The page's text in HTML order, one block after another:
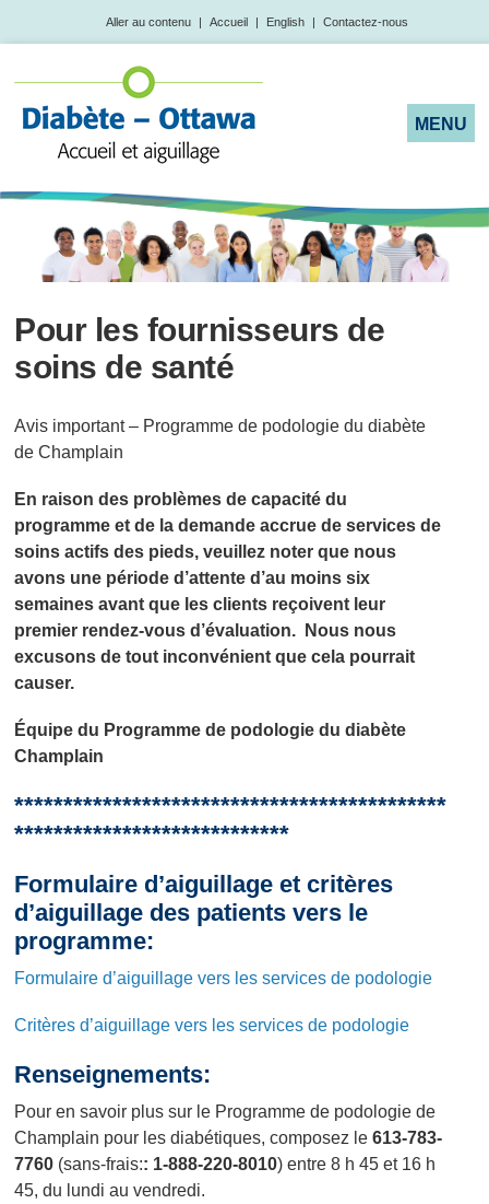
Aller au contenu | Accueil | English | Contactez-nous
Pour les fournisseurs de
soins de santé
Avis important – Programme de podologie du diabète
de Champlain
En raison des problèmes de capacité du
programme et de la demande accrue de services de
soins actifs des pieds, veuillez noter que nous
avons une période d’attente d’au moins six
semaines avant que les clients reçoivent leur
premier rendez-vous d’évaluation. Nous nous
excusons de tout inconvénient que cela pourrait
causer.
Équipe du Programme de podologie du diabète
Champlain
********************************************
****************************
Formulaire d’aiguillage et critères
d’aiguillage des patients vers le
programme:
Formulaire d’aiguillage vers les services de podologie
Critères d’aiguillage vers les services de podologie
Renseignements:
Pour en savoir plus sur le Programme de podologie de
Champlain pour les diabétiques, composez le613-783-
7760 (sans-frais:: 1-888-220-8010) entre 8 h 45 et 16 h
45, du lundi au vendredi.